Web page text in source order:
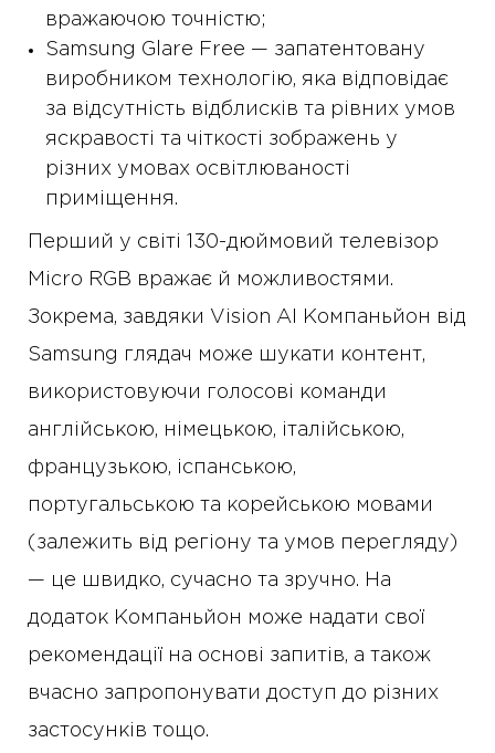
вражаючою точністю;
Samsung Glare Free — запатентовану
виробником технологію, яка відповідає
за відсутність відблисків та рівних умов
яскравості та чіткості зображень у
різних умовах освітлюваності
приміщення.
Перший у світі 130-дюймовий телевізор
Micro RGB вражає й можливостями.
Зокрема, завдяки Vision AI Компаньйон від
Samsung глядач може шукати контент,
використовуючи голосові команди
англійською, німецькою, італійською,
французькою, іспанською,
португальською та корейською мовами
(залежить від регіону та умов перегляду)
— це швидко, сучасно та зручно. На
додаток Компаньйон може надати свої
рекомендації на основі запитів, а також
вчасно запропонувати доступ до різних
застосунків тощо.